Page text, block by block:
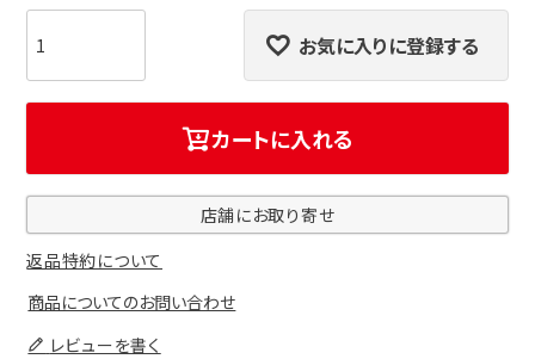
お気に入りに登録する
カートに入れる
店舗にお取り寄せ
返品特約について
商品についてのお問い合わせ
レビューを書く